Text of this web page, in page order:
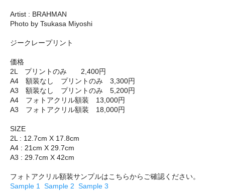
Artist : BRAHMAN
Photo by Tsukasa Miyoshi
ジークレープリント
価格
2L プリントのみ 2,400円
A4 額装なし プリントのみ 3,300円
A3 額装なし プリントのみ 5,200円
A4 フォトアクリル額装 13,000円
A3 フォトアクリル額装 18,000円
SIZE
2L : 12.7cm X 17.8cm
A4 : 21cm X 29.7cm
A3 : 29.7cm X 42cm
フォトアクリル額装サンプルはこちらからご確認ください。
Sample 1
Sample 2 Sample 3